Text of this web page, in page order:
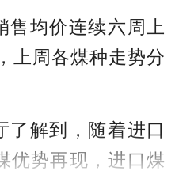
售均价连续六周上
上周各煤种走势分
了解到，随着进口
优势再现，进口煤